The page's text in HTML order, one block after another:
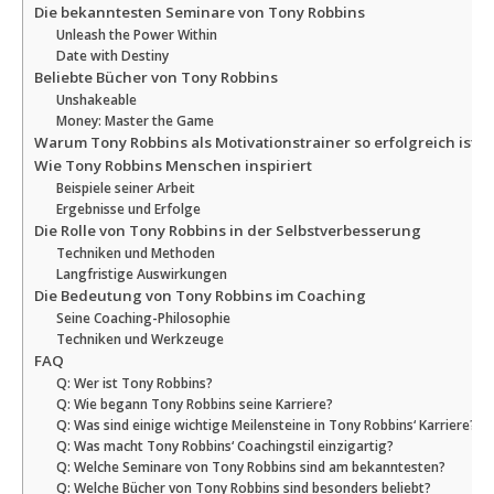
Die bekanntesten Seminare von Tony Robbins
Unleash the Power Within
Date with Destiny
Beliebte Bücher von Tony Robbins
Unshakeable
Money: Master the Game
Warum Tony Robbins als Motivationstrainer so erfolgreich ist
Wie Tony Robbins Menschen inspiriert
Beispiele seiner Arbeit
Ergebnisse und Erfolge
Die Rolle von Tony Robbins in der Selbstverbesserung
Techniken und Methoden
Langfristige Auswirkungen
Die Bedeutung von Tony Robbins im Coaching
Seine Coaching-Philosophie
Techniken und Werkzeuge
FAQ
Q: Wer ist Tony Robbins?
Q: Wie begann Tony Robbins seine Karriere?
Q: Was sind einige wichtige Meilensteine in Tony Robbins‘ Karriere?
Q: Was macht Tony Robbins‘ Coachingstil einzigartig?
Q: Welche Seminare von Tony Robbins sind am bekanntesten?
Q: Welche Bücher von Tony Robbins sind besonders beliebt?